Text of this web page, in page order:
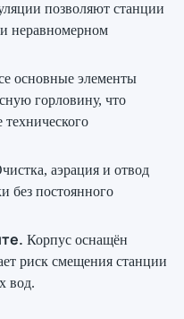
позволяют станции
неравномерном
основные элементы
горловину, что
аэрация и отвод
без постоянного
Корпус оснащён
риск смещения станции
вод.